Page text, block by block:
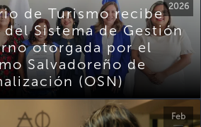
2026
de Turismo recibe
Sistema de Gestión
otorgada por el
Salvadoreño de
(OSN)
Feb